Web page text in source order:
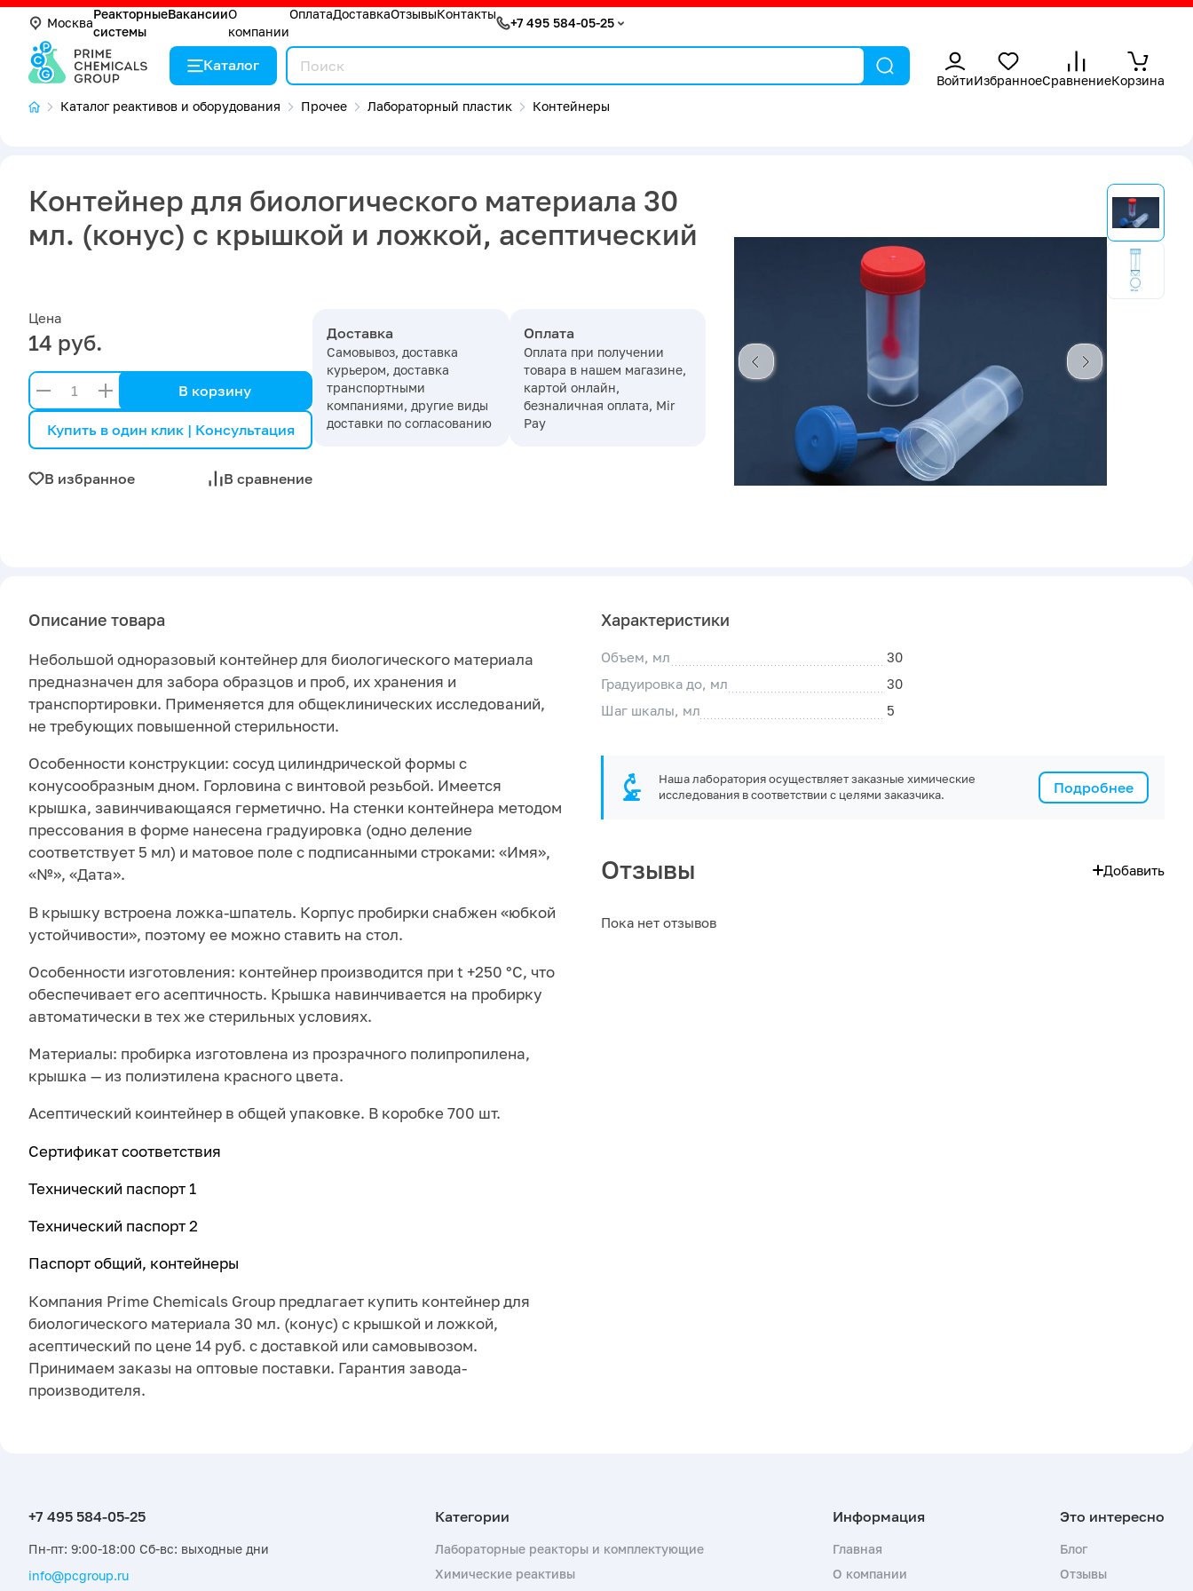
Москва
Реакторные
системы
ВакансииО
компании
ОплатаДоставкаОтзывыКонтакты
+7 495 584-05-25
Каталог
ВойтиИзбранноеСравнениеКорзина
Каталог реактивов и оборудования
Прочее Лабораторный пластик Контейнеры
Контейнер для биологического материала 30
мл. (конус) с крышкой и ложкой, асептический
Цена
14 руб.
В корзину
Купить в один клик | Консультация
В избранное В сравнение
Доставка
Самовывоз, доставка
курьером, доставка
транспортными
компаниями, другие виды
доставки по согласованию
Оплата
Оплата при получении
товара в нашем магазине,
картой онлайн,
безналичная оплата, Mir
Pay
Описание товара
Небольшой одноразовый контейнер для биологического материала
предназначен для забора образцов и проб, их хранения и
транспортировки. Применяется для общеклинических исследований,
не требующих повышенной стерильности.
Особенности конструкции: сосуд цилиндрической формы с
конусообразным дном. Горловина с винтовой резьбой. Имеется
крышка, завинчивающаяся герметично. На стенки контейнера методом
прессования в форме нанесена градуировка (одно деление
соответствует 5 мл) и матовое поле с подписанными строками: «Имя»,
«№», «Дата».
В крышку встроена ложка-шпатель. Корпус пробирки снабжен «юбкой
устойчивости», поэтому ее можно ставить на стол.
Особенности изготовления: контейнер производится при t +250 °С, что
обеспечивает его асептичность. Крышка навинчивается на пробирку
автоматически в тех же стерильных условиях.
Материалы: пробирка изготовлена из прозрачного полипропилена,
крышка — из полиэтилена красного цвета.
Асептический коинтейнер в общей упаковке. В коробке 700 шт.
Сертификат соответствия
Технический паспорт 1
Технический паспорт 2
Паспорт общий, контейнеры
Компания Prime Chemicals Group предлагает купить контейнер для
биологического материала 30 мл. (конус) с крышкой и ложкой,
асептический по цене 14 руб. с доставкой или самовывозом.
Принимаем заказы на оптовые поставки. Гарантия завода-
производителя.
Характеристики
Объем, мл
30
Градуировка до, мл
30
Шаг шкалы, мл
5
Подробнее
Наша лаборатория осуществляет заказные химические
исследования в соответствии с целями заказчика.
Отзывы Добавить
Пока нет отзывов
Пн-пт: 9:00-18:00 Сб-вс: выходные дни
info@pcgroup.ru
Лабораторные реакторы и комплектующие
Химические реактивы
Главная
О компании
Блог
Отзывы